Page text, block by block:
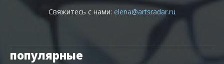
Свяжитесь с нами: elena@artsradar.ru
популярные